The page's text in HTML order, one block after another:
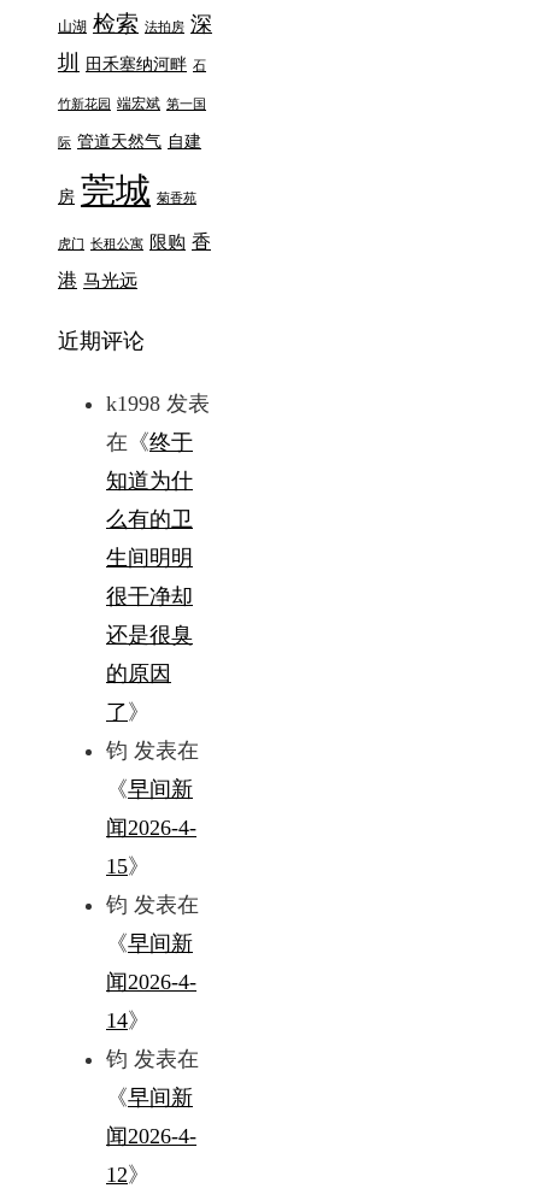
山湖 检索 法拍房 深
圳
田禾塞纳河畔 石
竹新花园 端宏斌 第一国
际 管道天然气 自建
房 莞城 菊香苑
虎门 长租公寓 限购 香
港 马光远
近期评论
k1998 发表
在《终于
知道为什
么有的卫
生间明明
很干净却
还是很臭
的原因
了 》
钧 发表在
《早间新
闻2026-4-
15》
钧 发表在
《早间新
闻2026-4-
14》
钧 发表在
《早间新
闻2026-4-
12》